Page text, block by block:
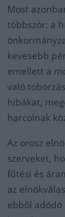
Most
többször: a
kevesebb
emellett a
való
hibákat,
harcolnak
Az orosz
szerveket,
fűtési és
az
ebből adódó